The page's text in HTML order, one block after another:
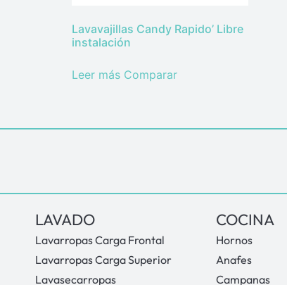
Lavavajillas Candy Rapido’ Libre
instalación
Leer más Comparar
LAVADO
Lavarropas Carga Frontal
Lavarropas Carga Superior
Lavasecarropas
COCINA
Hornos
Anafes
Campanas